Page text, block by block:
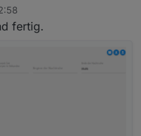
ich vornehmen.
fertig.